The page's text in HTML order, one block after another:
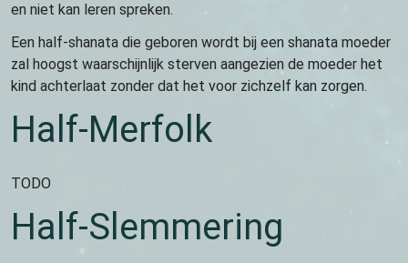
en niet kan leren spreken.
Een half-shanata die geboren wordt bij een shanata moeder
zal hoogst waarschijnlijk sterven aangezien de moeder het
kind achterlaat zonder dat het voor zichzelf kan zorgen.
Half-Merfolk
TODO
Half-Slemmering